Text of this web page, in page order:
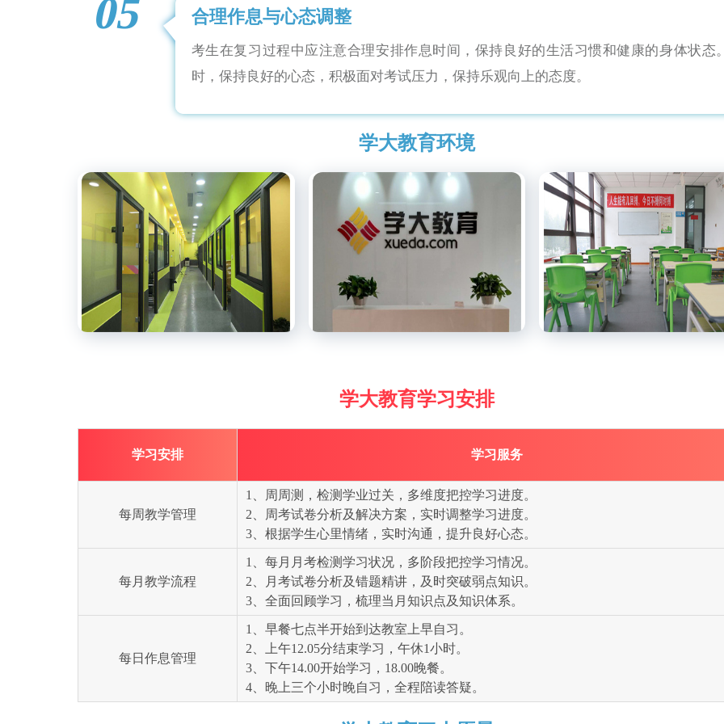
05 合理作息与心态调整
考生在复习过程中应注意合理安排作息时间，保持良好的生活习惯和健康的身体状态
时，保持良好的心态，积极面对考试压力，保持乐观向上的态度。
学大教育环境
学大教育学习安排
学习安排 学习服务
每周教学管理
1、周周测，检测学业过关，多维度把控学习进度。
2、周考试卷分析及解决方案，实时调整学习进度。
3、根据学生心里情绪，实时沟通，提升良好心态。
每月教学流程
1、每月月考检测学习状况，多阶段把控学习情况。
2、月考试卷分析及错题精讲，及时突破弱点知识。
3、全面回顾学习，梳理当月知识点及知识体系。
每日作息管理
1、早餐七点半开始到达教室上早自习。
2、上午12.05分结束学习，午休1小时。
3、下午14.00开始学习，18.00晚餐。
4、晚上三个小时晚自习，全程陪读答疑。